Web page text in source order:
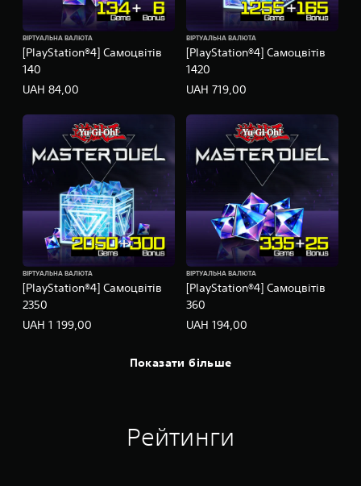
[PlayStation®4] Cамоцвітів
140
ВІРТУАЛЬНА ВАЛЮТА
UAH 84,00
[PlayStation®4] Cамоцвітів
1420
ВІРТУАЛЬНА ВАЛЮТА
UAH 719,00
[PlayStation®4] Cамоцвітів
2350
ВІРТУАЛЬНА ВАЛЮТА
UAH 1 199,00
[PlayStation®4] Cамоцвітів
360
ВІРТУАЛЬНА ВАЛЮТА
UAH 194,00
Показати більше
Рейтинги